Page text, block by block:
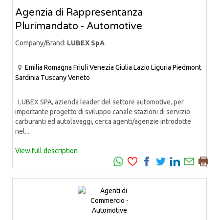
Agenzia di Rappresentanza
Plurimandato - Automotive
Company/Brand: LUBEX SpA
Emilia Romagna Friuli Venezia Giulia Lazio Liguria Piedmont
Sardinia TuscanyVeneto
LUBEX SPA, azienda leader del settore automotive, per
importante progetto di sviluppo canale stazioni di servizio
carburanti ed autolavaggi, cerca agenti/agenzie introdotte
nel...
View full description